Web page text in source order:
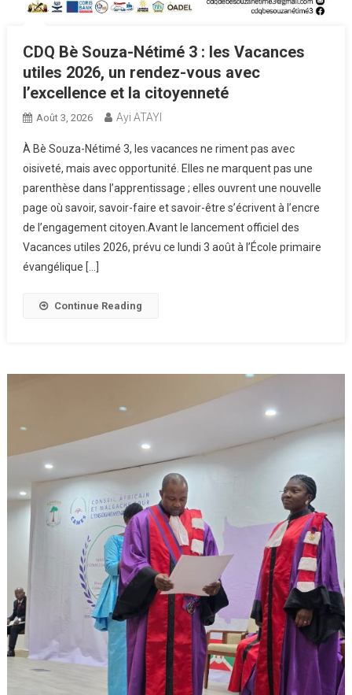
CDQ Bè Souza-Nétimé 3 : les Vacances
utiles 2026, un rendez-vous avec
l’excellence et la citoyenneté
Août 3, 2026 Ayi ATAYI
À Bè Souza-Nétimé 3, les vacances ne riment pas avec
oisiveté, mais avec opportunité. Elles ne marquent pas une
parenthèse dans l’apprentissage ; elles ouvrent une nouvelle
page où savoir, savoir-faire et savoir-être s’écrivent à l’encre
de l’engagement citoyen.Avant le lancement officiel des
Vacances utiles 2026, prévu ce lundi 3 août à l’École primaire
évangélique […]
Continue Reading